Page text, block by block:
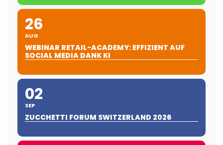
26
AUG
WEBINAR RETAIL-ACADEMY: EFFIZIENT AUF
SOCIAL MEDIA DANK KI
02
SEP
ZUCCHETTI FORUM SWITZERLAND 2026